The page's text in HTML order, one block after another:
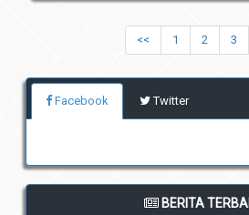
<< 1 2 3
Facebook Twitter
BERITA